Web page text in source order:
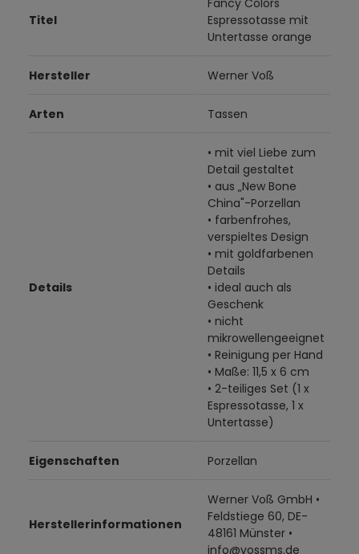
Titel
Espressotasse mit
Untertasse orange
Hersteller Werner Voß
Arten Tassen
Details
• mit viel Liebe zum
Detail gestaltet
• aus „New Bone
China"-Porzellan
• farbenfrohes,
verspieltes Design
• mit goldfarbenen
Details
• ideal auch als
Geschenk
• nicht
mikrowellengeeignet
• Reinigung per Hand
• Maße: 11,5 x 6 cm
• 2-teiliges Set (1 x
Espressotasse, 1 x
Untertasse)
Eigenschaften Porzellan
Herstellerinformationen
Werner Voß GmbH •
Feldstiege 60, DE-
48161 Münster •
info@vossms.de